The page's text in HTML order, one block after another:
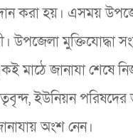
প্রদান করা হয়। এসময়
উপজেলা মুক্তিযোদ্ধা
মাঠে জানাযা শেষে
ইউনিয়ন পরিষদের
অংশ নেন।